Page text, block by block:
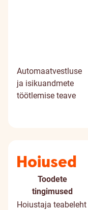
Automaatvestluse
ja isikuandmete
töötlemise teave
Hoiused
Toodete
tingimused
Hoiustaja teabeleht